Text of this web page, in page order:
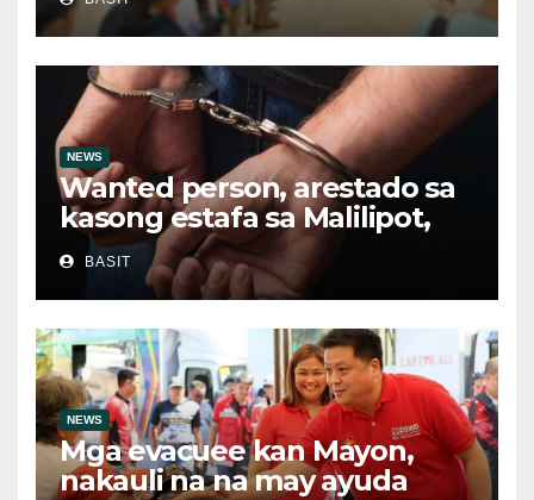
Assistance
NEWS
Wanted person, arestado sa
kasong estafa sa Malilipot,
Albay
BASIT
NEWS
Mga evacuee kan Mayon,
nakauli na na may ayuda